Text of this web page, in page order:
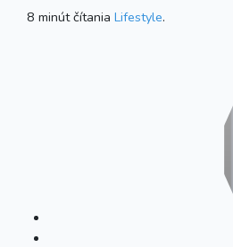
8 minút čítania Lifestyle.